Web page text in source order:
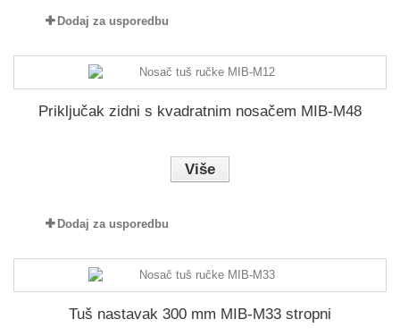
Dodaj za usporedbu
Priključak zidni s kvadratnim nosačem MIB-M48
Više
Dodaj za usporedbu
Tuš nastavak 300 mm MIB-M33 stropni